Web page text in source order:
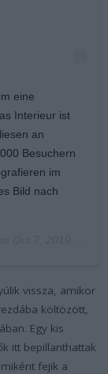
eine
Interieur ist
an
Besuchern
im
Bild nach
vissza, amikor
költözött,
Egy kis
itt bepillanthattak
fejik a